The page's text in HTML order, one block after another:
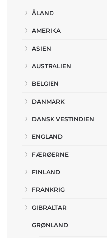
ÅLAND
AMERIKA
ASIEN
AUSTRALIEN
BELGIEN
DANMARK
DANSK VESTINDIEN
ENGLAND
FÆRØERNE
FINLAND
FRANKRIG
GIBRALTAR
GRØNLAND